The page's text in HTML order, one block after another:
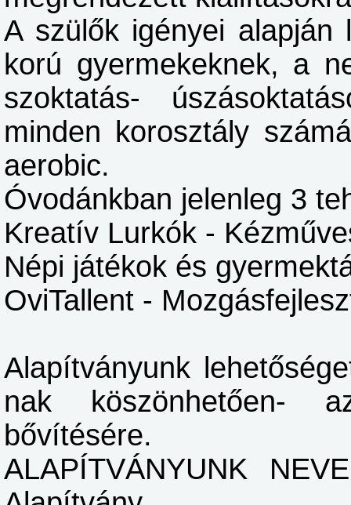
A szülők igényei alapján
korú gyermekeknek, a
szoktatás-
minden korosztály
aerobic.
Óvodánkban jelenleg 3
Kreatív Lurkók -
Népi játékok és
OviTallent -
Alapítványunk
nak köszönhetően-
bővítésére.
ALAPÍTVÁNYUNK